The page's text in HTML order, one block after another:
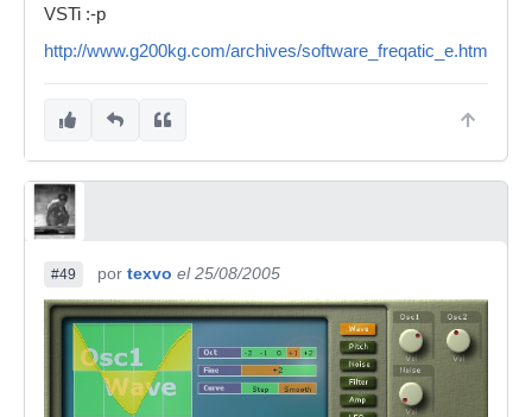
VSTi :-p
http://www.g200kg.com/archives/software_freqatic_e.html
#49 por texvo el 25/08/2005